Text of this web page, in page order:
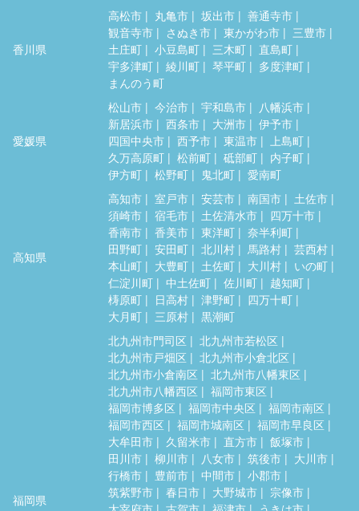
香川県
高松市 丸亀市 坂出市
善通寺市
観音寺市
さぬき市 東かがわ市
三豊市
土庄町
小豆島町 三木町
直島町
宇多津町
綾川町 琴平町
多度津町
まんのう町
愛媛県
松山市 今治市 宇和島市
八幡浜市
新居浜市
西条市 大洲市
伊予市
四国中央市
西予市 東温市
上島町
久万高原町
松前町 砥部町
内子町
伊方町
松野町 鬼北町 愛南町
高知県
高知市 室戸市 安芸市 南国市
土佐市
須崎市
宿毛市 土佐清水市
四万十市
香南市
香美市 東洋町
奈半利町
田野町
安田町 北川村 馬路村
芸西村
本山町
大豊町 土佐町 大川村
いの町
仁淀川町
中土佐町 佐川町
越知町
梼原町
日高村 津野町
四万十町
大月町
三原村 黒潮町
福岡県
北九州市門司区
北九州市若松区
北九州市戸畑区
北九州市小倉北区
北九州市小倉南区
北九州市八幡東区
北九州市八幡西区
福岡市東区
福岡市博多区
福岡市中央区
福岡市南区
福岡市西区
福岡市城南区
福岡市早良区
大牟田市
久留米市 直方市
飯塚市
田川市
柳川市 八女市 筑後市
大川市
行橋市
豊前市 中間市
小郡市
筑紫野市
春日市 大野城市
宗像市